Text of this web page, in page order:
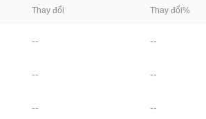
Thay đổi Thay đổi%
-- --
-- --
-- --